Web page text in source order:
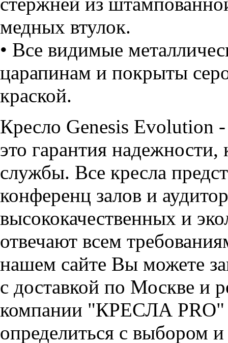
медных втулок.
• Все видимые
царапинам и покрыты
краской.
Кресло Genesis Evolution
это гарантия надежности,
службы. Все кресла
конференц залов и
высококачественных и
отвечают всем
нашем сайте Вы можете
с доставкой по Москве и
компании "КРЕСЛА PRO"
определиться с выбором